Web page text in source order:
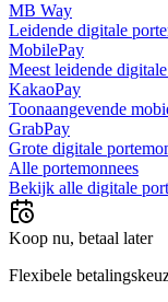
MB Way
Leidende digitale
MobilePay
Meest leidende
KakaoPay
Toonaangevende
GrabPay
Grote digitale
Alle portemonnees
Bekijk alle digitale
Koop nu, betaal later
Flexibele